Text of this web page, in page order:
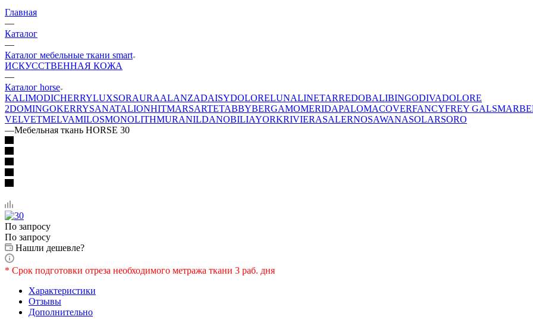
Главная
—
Каталог
—
Каталог мебельные ткани smart
ИСКУССТВЕННАЯ КОЖА
—
Каталог horse
KALIMODICHERRYLUXSORAURAALANZADAISYDOLORELUNALINETARREDOBALIBINGODIVADOLORE
2DOMINGOKERRYSANATALIONHITMARSARTETABBYBERGAMOMERIDAPALOMACOVERFANCYFREY GALS
VELVETMELVAMILOSMONOLITHMURANILDANOBILIAYORKRIVIERASALERNOSAWANASOLARSORO
—Мебельная ткань HORSE 30
По запросу
По запросу
Нашли дешевле?
* Срок подготовки отреза необходимого метража ткани 3 раб. дня
Характеристики
Отзывы
Дополнительно